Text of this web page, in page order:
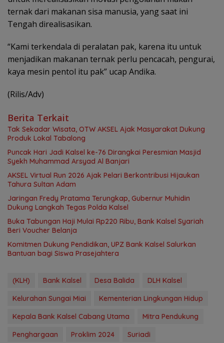
ternak dari makanan sisa manusia, yang saat ini
Tengah direalisasikan.
“Kami terkendala di peralatan pak, karena itu untuk
menjadikan makanan ternak perlu pencacah, pengurai,
kaya mesin pentol itu pak” ucap Andika.
(Rilis/Adv)
Berita Terkait
Tak Sekadar Wisata, OTW AKSEL Ajak Masyarakat Dukung
Produk Lokal Tabalong
Puncak Hari Jadi Kalsel ke-76 Dirangkai Peresmian Masjid
Syekh Muhammad Arsyad Al Banjari
AKSEL Virtual Run 2026 Ajak Pelari Berkontribusi Hijaukan
Tahura Sultan Adam
Jaringan Fredy Pratama Terungkap, Gubernur Muhidin
Dukung Langkah Tegas Polda Kalsel
Buka Tabungan Haji Mulai Rp220 Ribu, Bank Kalsel Syariah
Beri Voucher Belanja
Komitmen Dukung Pendidikan, UPZ Bank Kalsel Salurkan
Bantuan bagi Siswa Prasejahtera
(KLH) Bank Kalsel Desa Balida
DLH Kalsel
Kelurahan Sungai Miai
Kementerian Lingkungan Hidup
Kepala Bank Kalsel Cabang Utama
Mitra Pendukung
Penghargaan
Proklim 2024 Suriadi